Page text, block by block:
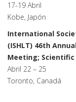
17-19 Abril
Kobe, Japón
International
(ISHLT) 46th
Meeting; Scientific
Abril 22 – 25
Toronto, Canadá